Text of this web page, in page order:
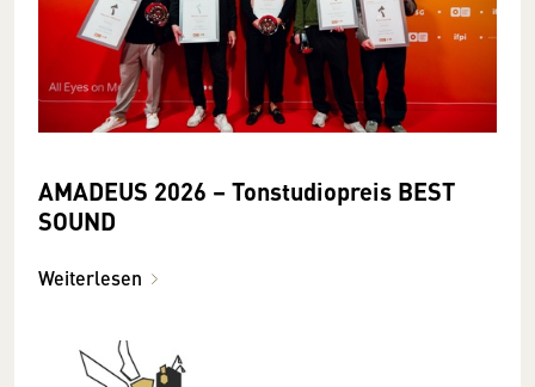
AMADEUS 2026 – Tonstudiopreis BEST
SOUND
Weiterlesen